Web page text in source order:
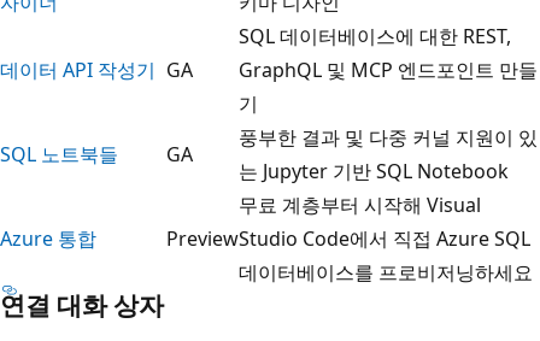
데이터 API 작성기 GA
SQL 데이터베이스에 대한 REST,
GraphQL 및 MCP 엔드포인트 만들
기
SQL 노트북들
GA
풍부한 결과 및 다중 커널 지원이 있
는 Jupyter 기반 SQL Notebook
Azure 통합 Preview
무료 계층부터 시작해 Visual
Studio Code에서 직접 Azure SQL
데이터베이스를 프로비저닝하세요
연결 대화 상자